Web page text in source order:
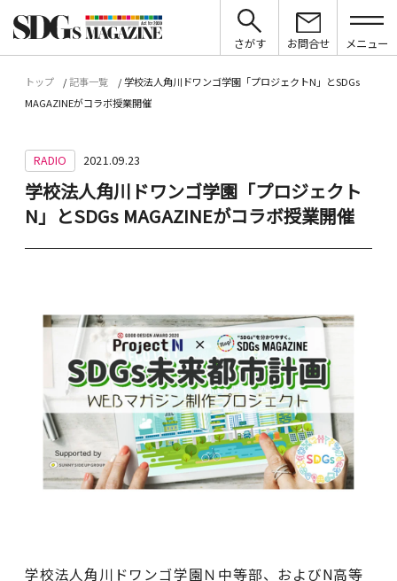
さがす お問合せ メニュー
トップ 記事一覧
学校法人角川ドワンゴ学園「プロジェクトN」とSDGs
MAGAZINEがコラボ授業開催
RADIO 2021.09.23
学校法人角川ドワンゴ学園「プロジェクト
N」とSDGs MAGAZINEがコラボ授業開催
学校法人角川ドワンゴ学園Ｎ中等部、およびN高等